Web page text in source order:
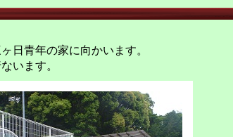
日青年の家に向かいます。
います。